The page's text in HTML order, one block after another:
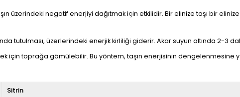
üzerindeki negatif enerjiyi dağıtmak için etkilidir. Bir elinize taşı bir
tutulması, üzerlerindeki enerjik kirliliği giderir. Akar suyun altında 2-3
için toprağa gömülebilir. Bu yöntem, taşın enerjisinin dengelenmesine
Sitrin